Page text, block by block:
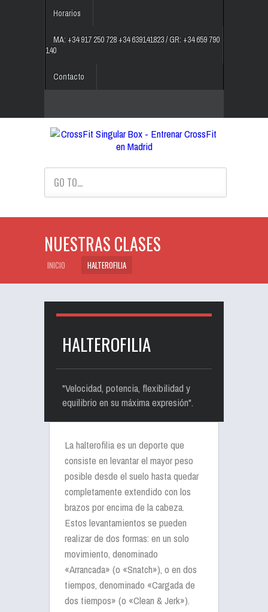
Horarios
MA: +34 917 250 728 +34 639141823 / GR: +34 659 790
140
Contacto
GO TO...
NUESTRAS CLASES
INICIO HALTEROFILIA
HALTEROFILIA
"Velocidad, potencia, flexibilidad y
equilibrio en su máxima expresión".
La halterofilia es un deporte que
consiste en levantar el mayor peso
posible desde el suelo hasta quedar
completamente extendido con los
brazos por encima de la cabeza.
Estos levantamientos se pueden
realizar de dos formas: en un solo
movimiento, denominado
«Arrancada» (o «Snatch»), o en dos
tiempos, denominado «Cargada de
dos tiempos» (o «Clean & Jerk»).